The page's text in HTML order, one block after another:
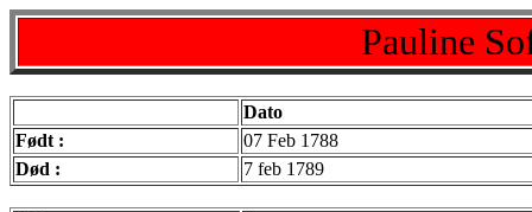
Pauline
Dato
Født :
07 Feb 1788
Død :
7 feb 1789